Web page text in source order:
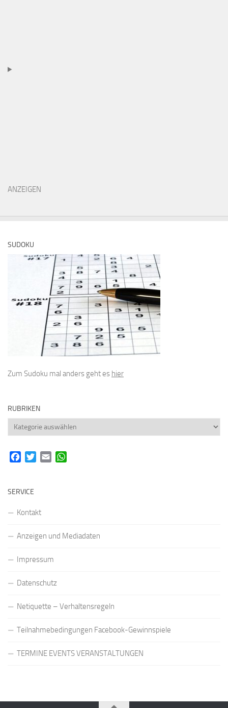
ANZEIGEN
SUDOKU
Zum Sudoku mal anders geht es hier
RUBRIKEN
Rubriken
FacebookTwitterEmail
SERVICE
Kontakt
Anzeigen und Mediadaten
Impressum
Datenschutz
Netiquette – Verhaltensregeln
Teilnahmebedingungen Facebook-Gewinnspiele
TERMINE EVENTS VERANSTALTUNGEN